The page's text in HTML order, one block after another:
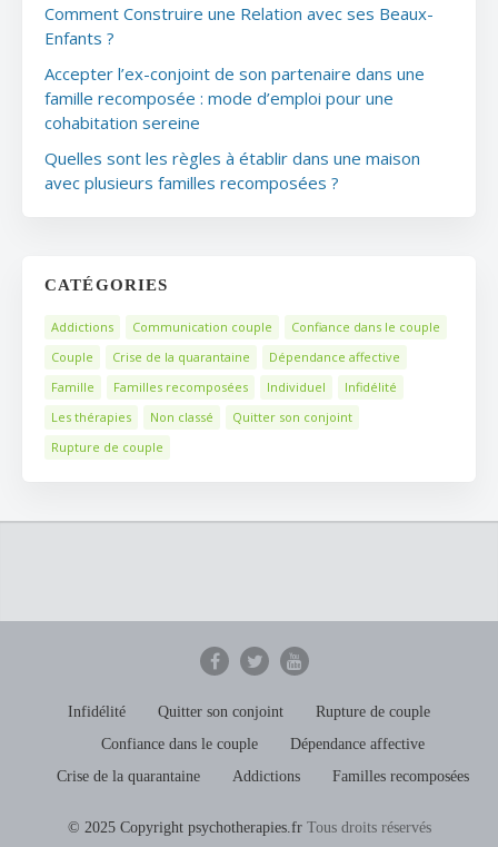
Comment Construire une Relation avec ses Beaux-
Enfants ?
Accepter l’ex-conjoint de son partenaire dans une
famille recomposée : mode d’emploi pour une
cohabitation sereine
Quelles sont les règles à établir dans une maison
avec plusieurs familles recomposées ?
CATÉGORIES
Addictions Communication couple
Confiance dans le couple
Couple
Crise de la quarantaine
Dépendance affective
Famille
Familles recomposées Individuel
Infidélité
Les thérapies
Non classé
Quitter son conjoint
Rupture de couple
Infidélité Quitter son conjoint
Rupture de couple
Confiance dans le couple
Dépendance affective
Crise de la quarantaine
Addictions Familles recomposées
© 2025 Copyright psychotherapies.frTous droits réservés